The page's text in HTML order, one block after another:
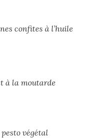
confites à l’huile
à la moutarde
végétal